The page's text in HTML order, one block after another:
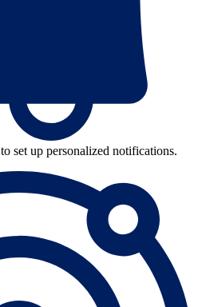
to set up personalized notifications.